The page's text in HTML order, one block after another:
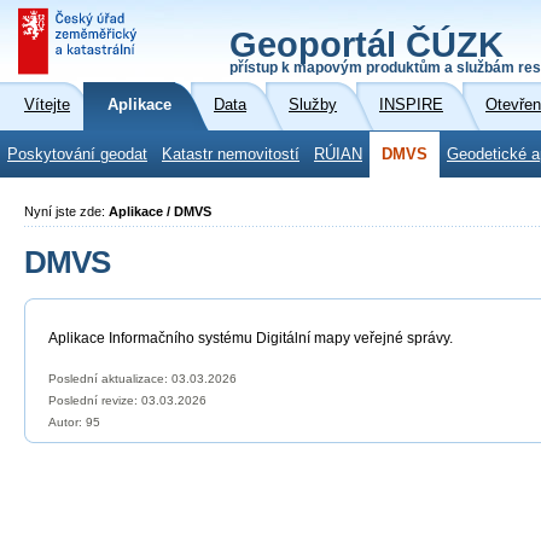
Geoportál ČÚZK
přístup k mapovým produktům a službám
Vítejte Aplikace Data Služby INSPIRE
Poskytování geodat Katastr nemovitostí RÚIAN DMVS Geodetické
Nyní jste zde: Aplikace / DMVS
DMVS
Aplikace Informačního systému Digitální mapy veřejné správy.
Poslední aktualizace: 03.03.2026
Poslední revize: 03.03.2026
Autor: 95